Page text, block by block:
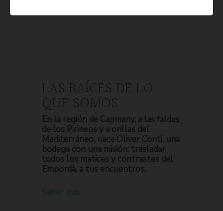
LAS RAÍCES DE LO
QUE SOMOS
En la región de Capmany, a las faldas
de los Pirineos y a orillas del
Mediterráneo, nace Oliver Conti, una
bodega con una misión: trasladar
todos los matices y contrastes del
Empordà, a tus encuentros.